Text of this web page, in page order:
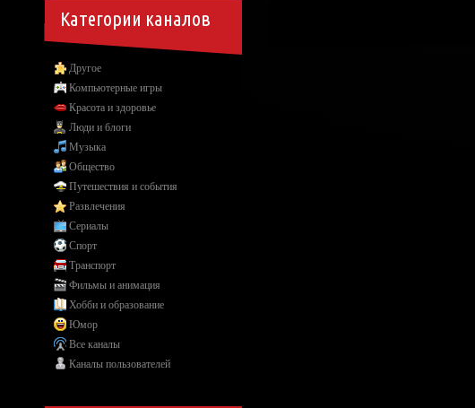
Категории каналов
Другое
Компьютерные игры
Красота и здоровье
Люди и блоги
Музыка
Общество
Путешествия и события
Развлечения
Сериалы
Спорт
Транспорт
Фильмы и анимация
Хобби и образование
Юмор
Все каналы
Каналы пользователей